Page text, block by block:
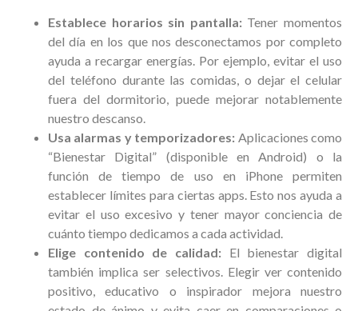
Establece horarios sin pantalla:Tener momentos
del día en los que nos desconectamos por completo
ayuda a recargar energías. Por ejemplo, evitar el uso
del teléfono durante las comidas, o dejar el celular
fuera del dormitorio, puede mejorar notablemente
nuestro descanso.
Usa alarmas y temporizadores: Aplicaciones como
“Bienestar Digital” (disponible en Android) o la
función de tiempo de uso en iPhone permiten
establecer límites para ciertas apps. Esto nos ayuda a
evitar el uso excesivo y tener mayor conciencia de
cuánto tiempo dedicamos a cada actividad.
Elige contenido de calidad: El bienestar digital
también implica ser selectivos. Elegir ver contenido
positivo, educativo o inspirador mejora nuestro